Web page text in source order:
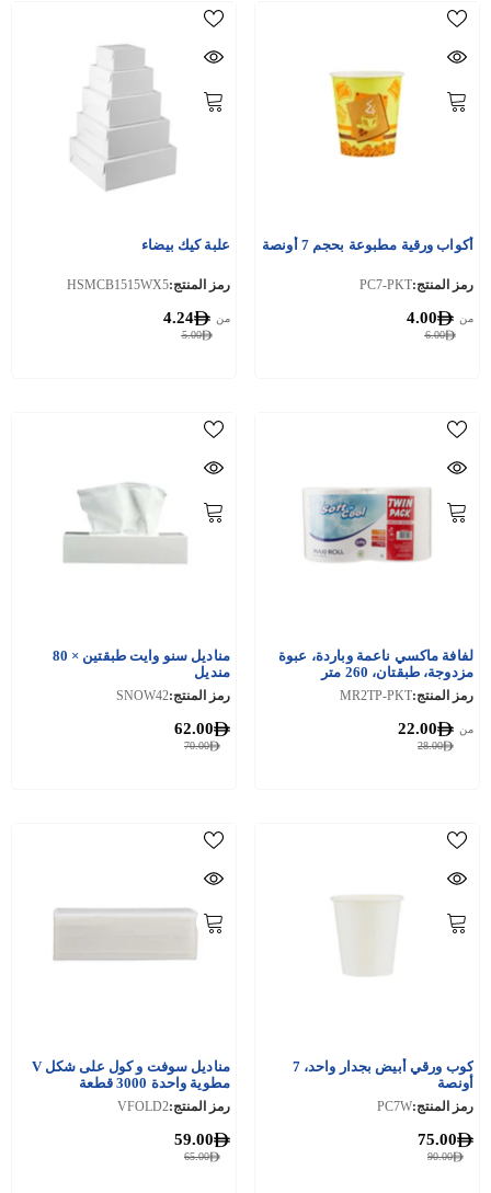
أكواب ورقية مطبوعة بحجم 7 أونصة
رمز المنتج:PC7-PKT
6.00
من 4.00
علبة كيك بيضاء
رمز المنتج:HSMCB1515WX5
5.00
من 4.24
لفافة ماكسي ناعمة وباردة، عبوة
مزدوجة، طبقتان، 260 متر
رمز المنتج:MR2TP-PKT
28.00
من 22.00
مناديل سنو وايت طبقتين × 80
منديل
رمز المنتج:SNOW42
70.00
62.00
كوب ورقي أبيض بجدار واحد، 7
أونصة
رمز المنتج:PC7W
90.00
75.00
مناديل سوفت و كول على شكل V
مطوية واحدة 3000 قطعة
رمز المنتج:VFOLD2
65.00
59.00